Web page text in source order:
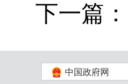
下一篇：
中国政府网